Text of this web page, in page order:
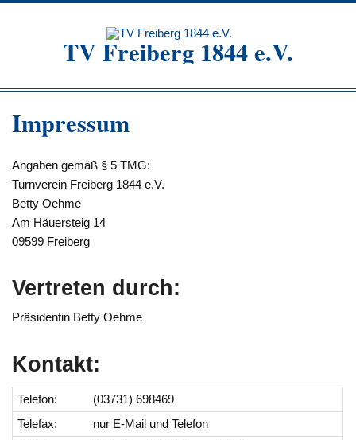
Zum
TV Freiberg 1844 e.V.
Impressum
Angaben gemäß § 5 TMG:
Turnverein Freiberg 1844 e.V.
Betty Oehme
Am Häuersteig 14
09599 Freiberg
Vertreten durch:
Präsidentin Betty Oehme
Kontakt:
Telefon:
(03731) 698469
Telefax:
nur E-Mail und Telefon